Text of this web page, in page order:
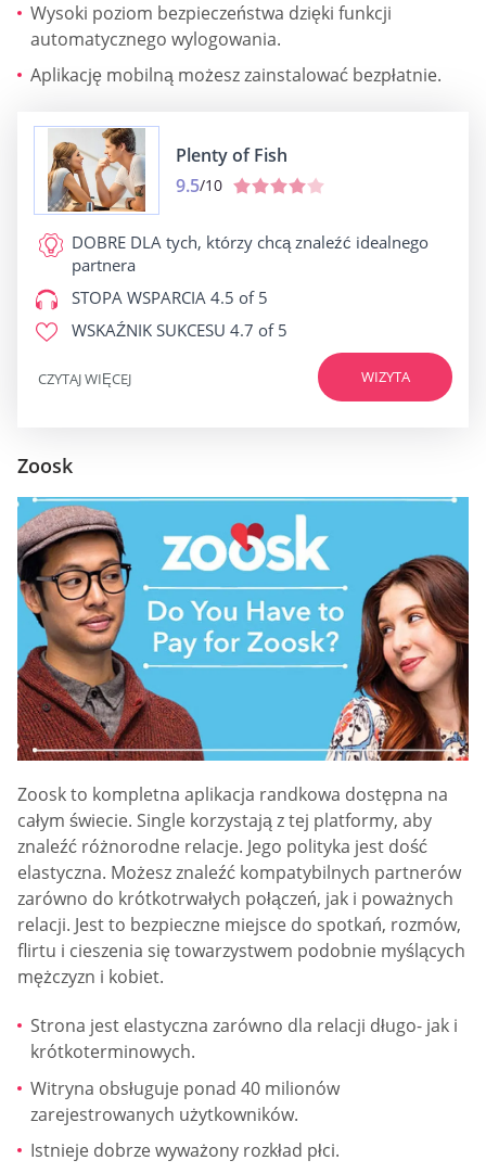
Wysoki poziom bezpieczeństwa dzięki funkcji
automatycznego wylogowania.
Aplikację mobilną możesz zainstalować bezpłatnie.
Plenty of Fish
9.5/10
DOBRE DLA tych, którzy chcą znaleźć idealnego
partnera
STOPA WSPARCIA 4.5 of 5
WSKAŹNIK SUKCESU 4.7 of 5
WIZYTA
CZYTAJ WIĘCEJ
Zoosk
Zoosk to kompletna aplikacja randkowa dostępna na
całym świecie. Single korzystają z tej platformy, aby
znaleźć różnorodne relacje. Jego polityka jest dość
elastyczna. Możesz znaleźć kompatybilnych partnerów
zarówno do krótkotrwałych połączeń, jak i poważnych
relacji. Jest to bezpieczne miejsce do spotkań, rozmów,
flirtu i cieszenia się towarzystwem podobnie myślących
mężczyzn i kobiet.
Strona jest elastyczna zarówno dla relacji długo- jak i
krótkoterminowych.
Witryna obsługuje ponad 40 milionów
zarejestrowanych użytkowników.
Istnieje dobrze wyważony rozkład płci.